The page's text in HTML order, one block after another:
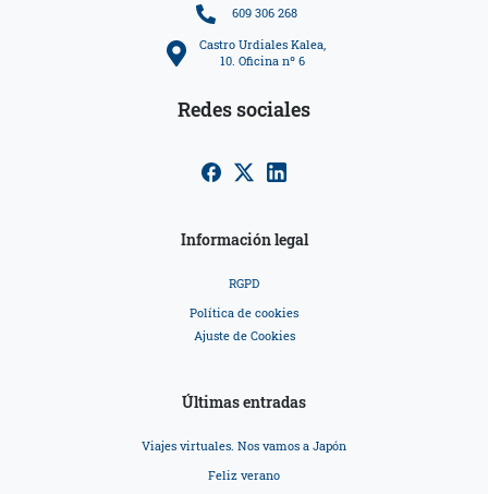
609 306 268
Castro Urdiales Kalea,
10. Oficina nº 6
Redes sociales
Información legal
RGPD
Política de cookies
Ajuste de Cookies
Últimas entradas
Viajes virtuales. Nos vamos a Japón
Feliz verano